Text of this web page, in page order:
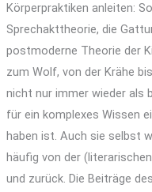
Körperpraktiken anleiten:
Sprechakttheorie, die
postmoderne Theorie der
zum Wolf, von der Krähe
nicht nur immer wieder als
für ein komplexes Wissen
haben ist. Auch sie selbst
häufig von der
und zurück. Die Beiträge